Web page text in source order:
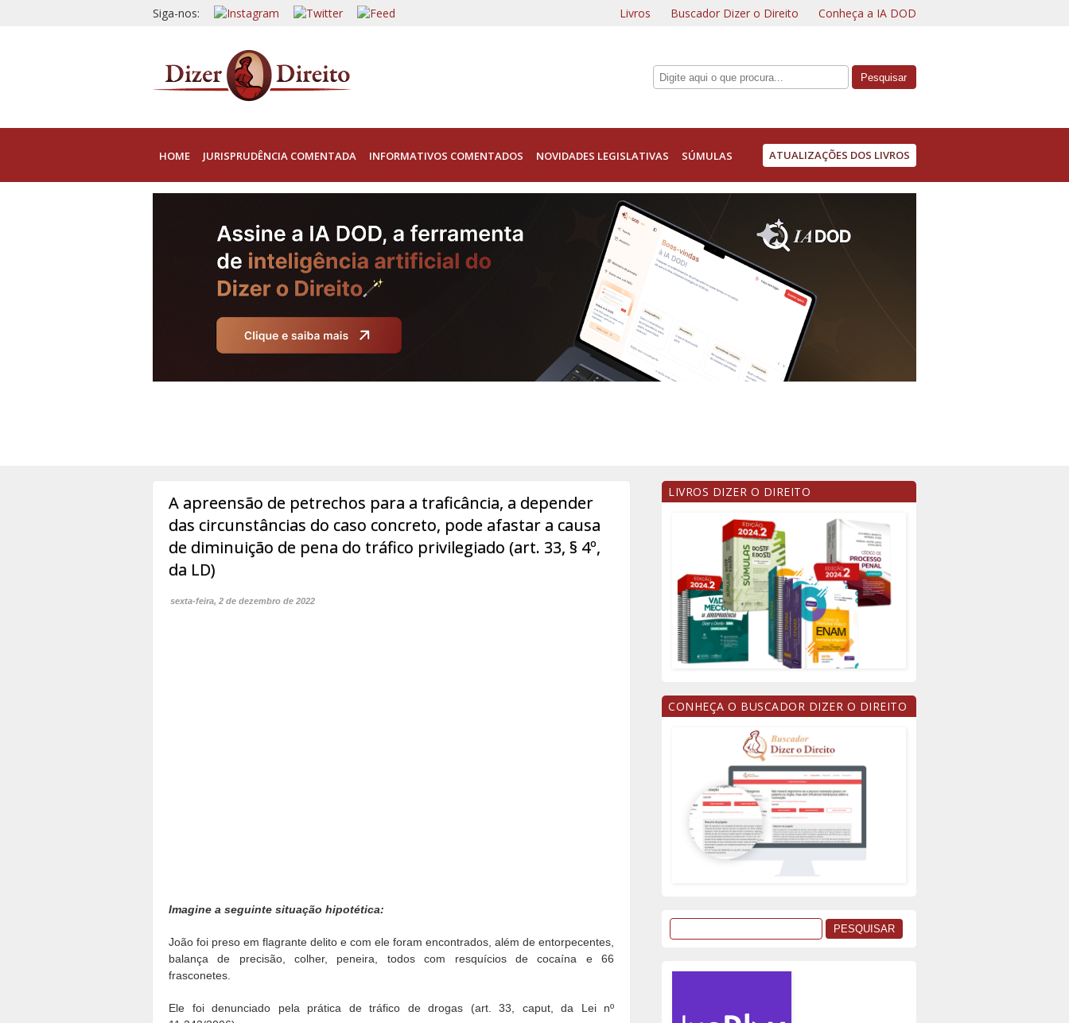
Siga-nos: Livros Buscador Dizer o Direito Conheça a IA DOD
HOME JURISPRUDÊNCIA COMENTADA INFORMATIVOS COMENTADOS NOVIDADES LEGISLATIVAS SÚMULAS ATUALIZAÇÕES DOS LIVROS
A apreensão de petrechos para a traficância, a depender
das circunstâncias do caso concreto, pode afastar a causa
de diminuição de pena do tráfico privilegiado (art. 33, § 4º,
da LD)
sexta-feira, 2 de dezembro de 2022
Imagine a seguinte situação hipotética:
João foi preso em flagrante delito e com ele foram encontrados, além de entorpecentes,
balança de precisão, colher, peneira, todos com resquícios de cocaína e 66
frasconetes.
Ele foi denunciado pela prática de tráfico de drogas (art. 33, caput, da Lei nº
LIVROS DIZER O DIREITO
CONHEÇA O BUSCADOR DIZER O DIREITO